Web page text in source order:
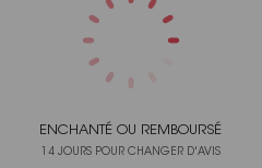
ENCHANTÉ OU REMBOURSÉ
14 JOURS POUR CHANGER D'AVIS